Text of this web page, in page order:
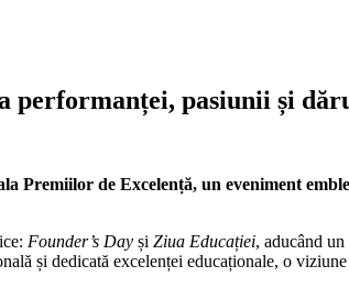
performanței, pasiunii și
Premiilor de Excelență, un eveniment
Founder’s Day și Ziua Educației, aducând
și dedicată excelenței educaționale, o